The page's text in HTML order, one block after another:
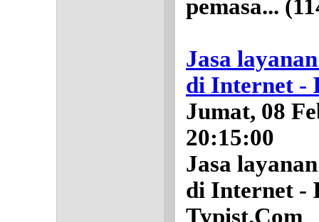
pemasa...
Jasa
di Internet -
Jumat, 08
20:15:00
Jasa
di Internet -
Typist.Com